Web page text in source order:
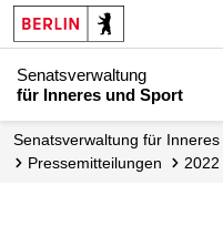
Senatsverwaltung
für Inneres und Sport
Senatsverwaltung für
Presse­mitteilungen
2022